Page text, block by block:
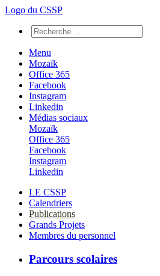
Logo du CSSP
Menu
Mozaïk
Office 365
Facebook
Instagram
Linkedin
Médias sociaux
Mozaïk
Office 365
Facebook
Instagram
Linkedin
LE CSSP
Calendriers
Publications
Grands Projets
Membres du personnel
Parcours scolaires